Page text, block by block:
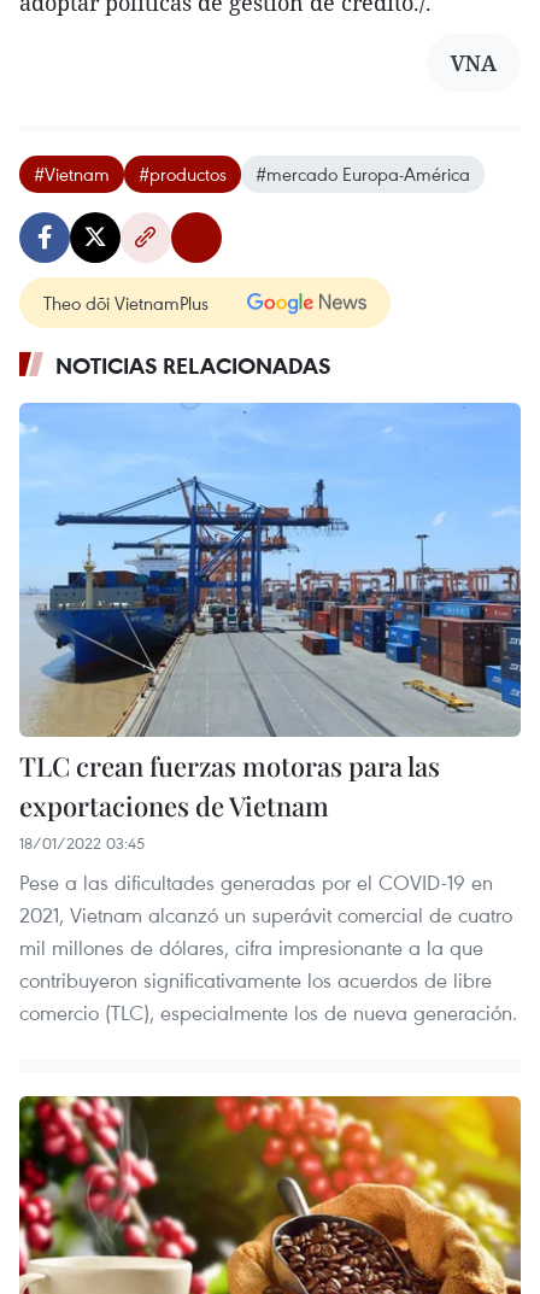
VNA
#Vietnam #productos #mercado Europa-América
Theo dõi VietnamPlus
NOTICIAS RELACIONADAS
TLC crean fuerzas motoras para las
exportaciones de Vietnam
18/01/2022 03:45
Pese a las dificultades generadas por el COVID-19 en
2021, Vietnam alcanzó un superávit comercial de cuatro
mil millones de dólares, cifra impresionante a la que
contribuyeron significativamente los acuerdos de libre
comercio (TLC), especialmente los de nueva generación.